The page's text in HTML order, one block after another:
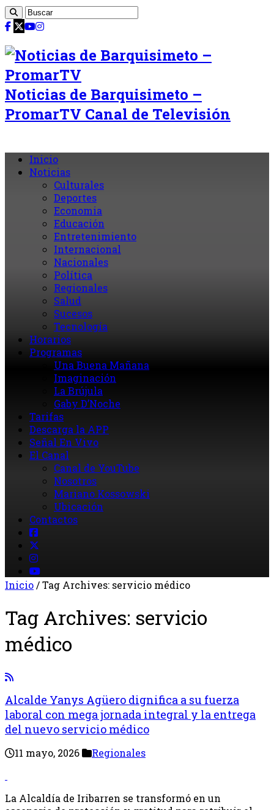
Noticias de Barquisimeto –
PromarTV Canal de Televisión
Inicio
Noticias
Culturales
Deportes
Economia
Educación
Entretenimiento
Internacional
Nacionales
Política
Regionales
Salud
Sucesos
Tecnología
Horarios
Programas
Una Buena Mañana
Imaginación
La Brújula
Gaby D’Noche
Tarifas
Descarga la APP
Señal En Vivo
El Canal
Canal de YouTube
Nosotros
Mariano Kossowski
Ubicación
Contactos
Inicio/Tag Archives: servicio médico
Tag Archives: servicio
médico
Alcalde Yanys Agüero dignifica a su fuerza
laboral con mega jornada integral y la entrega
del nuevo servicio médico
11 mayo, 2026 Regionales
La Alcaldía de Iribarren se transformó en un